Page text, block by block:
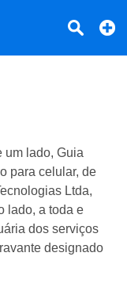
um lado, Guia
para celular, de
Ltda,
lado, a toda e
dos serviços
designado